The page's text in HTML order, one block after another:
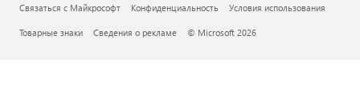
Связаться с Майкрософт Конфиденциальность Условия использования
Товарные знаки Сведения о рекламе © Microsoft 2026